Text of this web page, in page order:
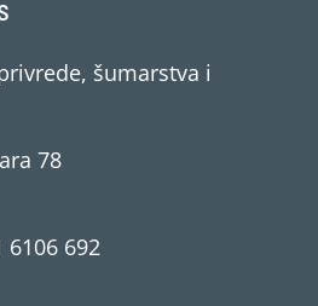
šumarstva i
78
6106 692